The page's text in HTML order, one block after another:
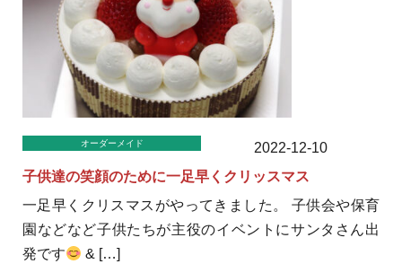
オーダーメイド
2022-12-10
子供達の笑顔のために一足早くクリッスマス
一足早くクリスマスがやってきました。 子供会や保育
園などなど子供たちが主役のイベントにサンタさん出
発です
& […]